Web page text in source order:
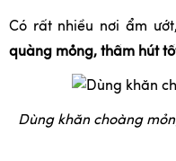
Có rất nhiều nơi ẩm
quàng mỏng, thấm hút
Dùng khăn choàng